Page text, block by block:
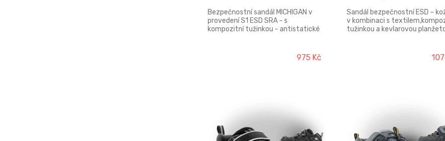
Bezpečnostní sandál MICHIGAN v
provedení S1 ESD SRA - s
kompozitní tužinkou - antistatické
975 Kč
Sandál bezpečnostní ESD –
v kombinaci s
tužinkou a kevlarovou
tloušťce 1,7 – 1,9 mm Podšívka:
laminovaná prodyšná textilie